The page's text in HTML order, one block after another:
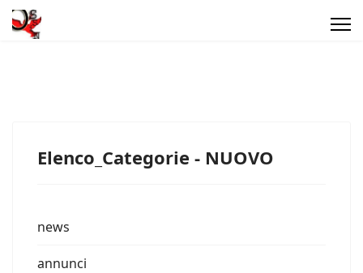
Elenco_Categorie - NUOVO
news
annunci